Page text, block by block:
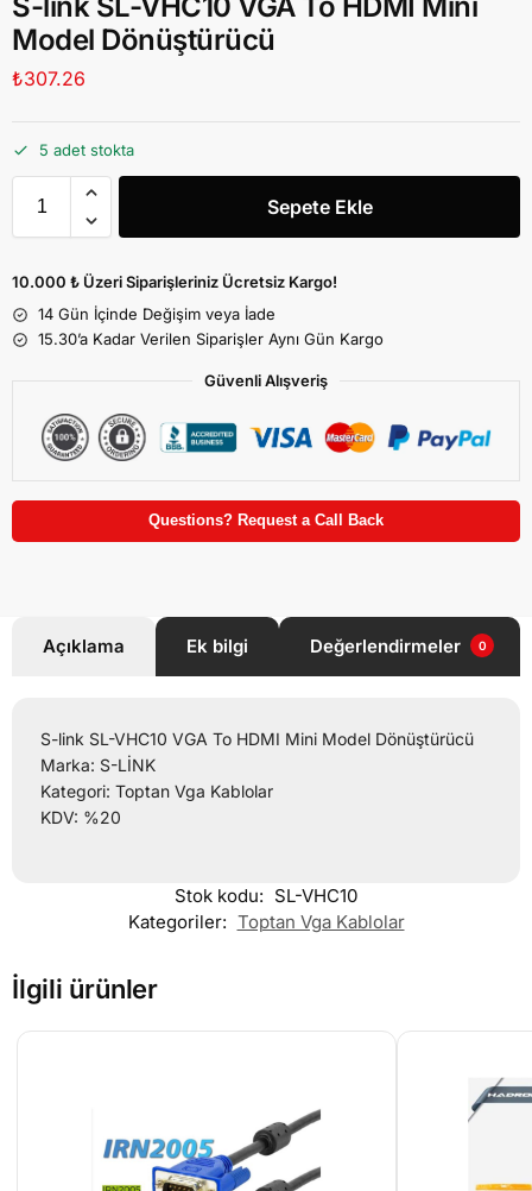
Model Dönüştürücü
₺307.26
5 adet stokta
Sepete Ekle
10.000 ₺ Üzeri Siparişleriniz Ücretsiz Kargo!
14 Gün İçinde Değişim veya İade
15.30’a Kadar Verilen Siparişler Aynı Gün Kargo
Güvenli Alışveriş
Questions? Request a Call Back
Açıklama Ek bilgi Değerlendirmeler 0
S-link SL-VHC10 VGA To HDMI Mini Model Dönüştürücü
Marka: S-LİNK
Kategori: Toptan Vga Kablolar
KDV: %20
Stok kodu: SL-VHC10
Kategoriler: Toptan Vga Kablolar
İlgili ürünler